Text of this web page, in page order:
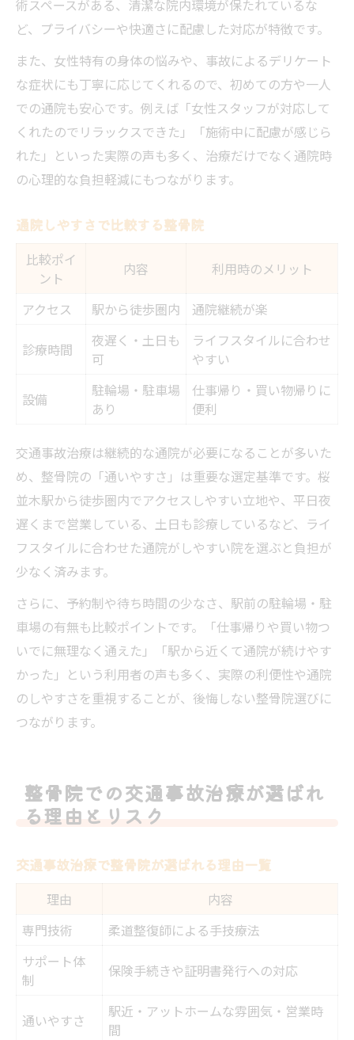
術スペースがある、清潔な院内環境が保たれているな
ど、プライバシーや快適さに配慮した対応が特徴です。
また、女性特有の身体の悩みや、事故によるデリケート
な症状にも丁寧に応じてくれるので、初めての方や一人
での通院も安心です。例えば「女性スタッフが対応して
くれたのでリラックスできた」「施術中に配慮が感じら
れた」といった実際の声も多く、治療だけでなく通院時
の心理的な負担軽減にもつながります。
通院しやすさで比較する整骨院
比較ポイ
ント
内容 利用時のメリット
アクセス 駅から徒歩圏内 通院継続が楽
診療時間
夜遅く・土日も
可
ライフスタイルに合わせ
やすい
設備
駐輪場・駐車場
あり
仕事帰り・買い物帰りに
便利
交通事故治療は継続的な通院が必要になることが多いた
め、整骨院の「通いやすさ」は重要な選定基準です。桜
並木駅から徒歩圏内でアクセスしやすい立地や、平日夜
遅くまで営業している、土日も診療しているなど、ライ
フスタイルに合わせた通院がしやすい院を選ぶと負担が
少なく済みます。
さらに、予約制や待ち時間の少なさ、駅前の駐輪場・駐
車場の有無も比較ポイントです。「仕事帰りや買い物つ
いでに無理なく通えた」「駅から近くて通院が続けやす
かった」という利用者の声も多く、実際の利便性や通院
のしやすさを重視することが、後悔しない整骨院選びに
つながります。
整骨院での交通事故治療が選ばれ
る理由とリスク
交通事故治療で整骨院が選ばれる理由一覧
理由
内容
専門技術
柔道整復師による手技療法
サポート体
制
保険手続きや証明書発行への対応
通いやすさ
駅近・アットホームな雰囲気・営業時
間